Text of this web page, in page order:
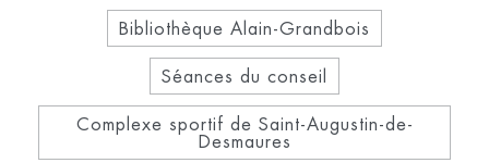
Bibliothèque Alain-Grandbois
Séances du conseil
Complexe sportif de Saint-Augustin-de-
Desmaures